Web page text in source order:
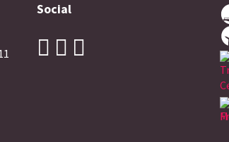
Social